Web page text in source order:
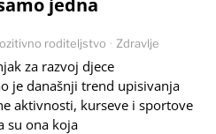
jedna
roditeljstvo · Zdravlje
za razvoj djece
je današnji trend upisivanja
aktivnosti, kurseve i sportove
su ona koja